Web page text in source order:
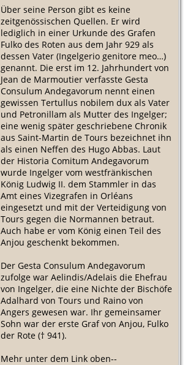
Über seine Person gibt es keine
zeitgenössischen Quellen. Er wird
lediglich in einer Urkunde des Grafen
Fulko des Roten aus dem Jahr 929 als
dessen Vater (Ingelgerio genitore meo…)
genannt. Die erst im 12. Jahrhundert von
Jean de Marmoutier verfasste Gesta
Consulum Andegavorum nennt einen
gewissen Tertullus nobilem dux als Vater
und Petronillam als Mutter des Ingelger;
eine wenig später geschriebene Chronik
aus Saint-Martin de Tours bezeichnet ihn
als einen Neffen des Hugo Abbas. Laut
der Historia Comitum Andegavorum
wurde Ingelger vom westfränkischen
König Ludwig II. dem Stammler in das
Amt eines Vizegrafen in Orléans
eingesetzt und mit der Verteidigung von
Tours gegen die Normannen betraut.
Auch habe er vom König einen Teil des
Anjou geschenkt bekommen.
Der Gesta Consulum Andegavorum
zufolge war Aelindis/Adelais die Ehefrau
von Ingelger, die eine Nichte der Bischöfe
Adalhard von Tours und Raino von
Angers gewesen war. Ihr gemeinsamer
Sohn war der erste Graf von Anjou, Fulko
der Rote († 941).
Mehr unter dem Link oben--